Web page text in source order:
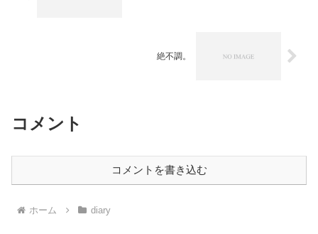
絶不調。
コメント
コメントを書き込む
ホーム diary